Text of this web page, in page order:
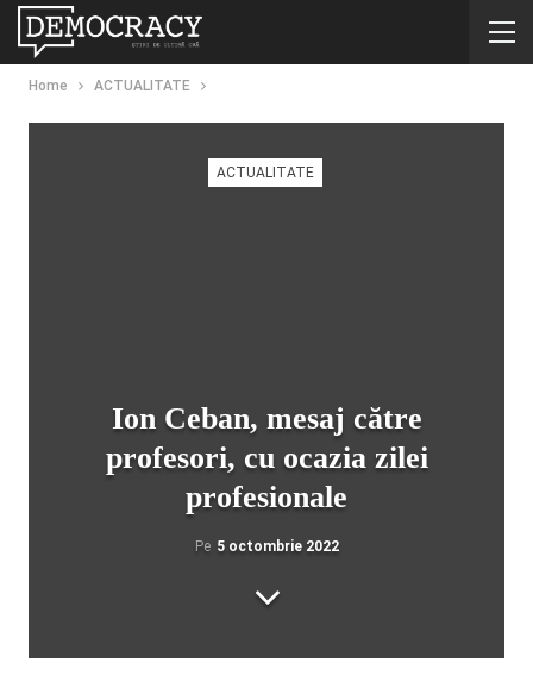
Home ACTUALITATE
ACTUALITATE
Ion Ceban, mesaj către
profesori, cu ocazia zilei
profesionale
Pe 5 octombrie 2022